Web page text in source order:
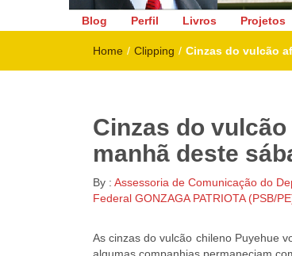
Deputado Federal
Blog Perfil Livros Projetos
Home / Clipping / Cinzas do vulcão
Cinzas do
manhã deste
By : Assessoria de Comunicação do
Federal GONZAGA PATRIOTA (PSB/
As cinzas do vulcão chileno Puyehue